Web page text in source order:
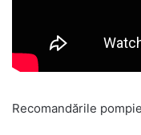
Recomandările